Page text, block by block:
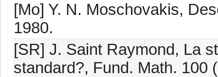
[Mo] Y. N. Moschovakis,
1980.
[SR] J. Saint Raymond, La
standard?, Fund. Math. 100